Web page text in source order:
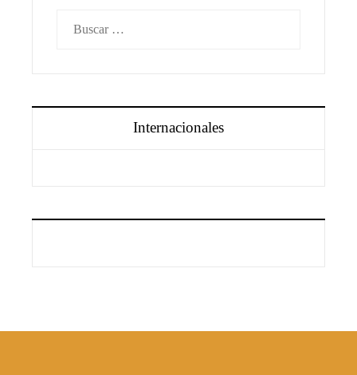
Internacionales